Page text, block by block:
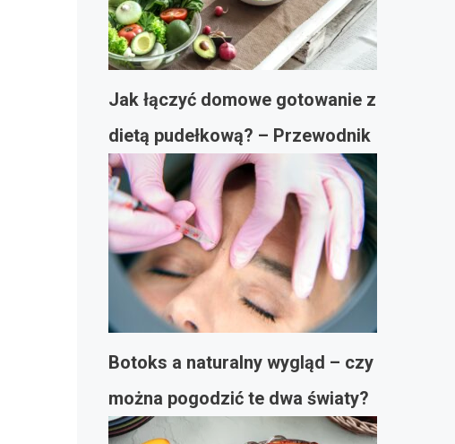
Jak łączyć domowe gotowanie z
dietą pudełkową? – Przewodnik
Botoks a naturalny wygląd – czy
można pogodzić te dwa światy?